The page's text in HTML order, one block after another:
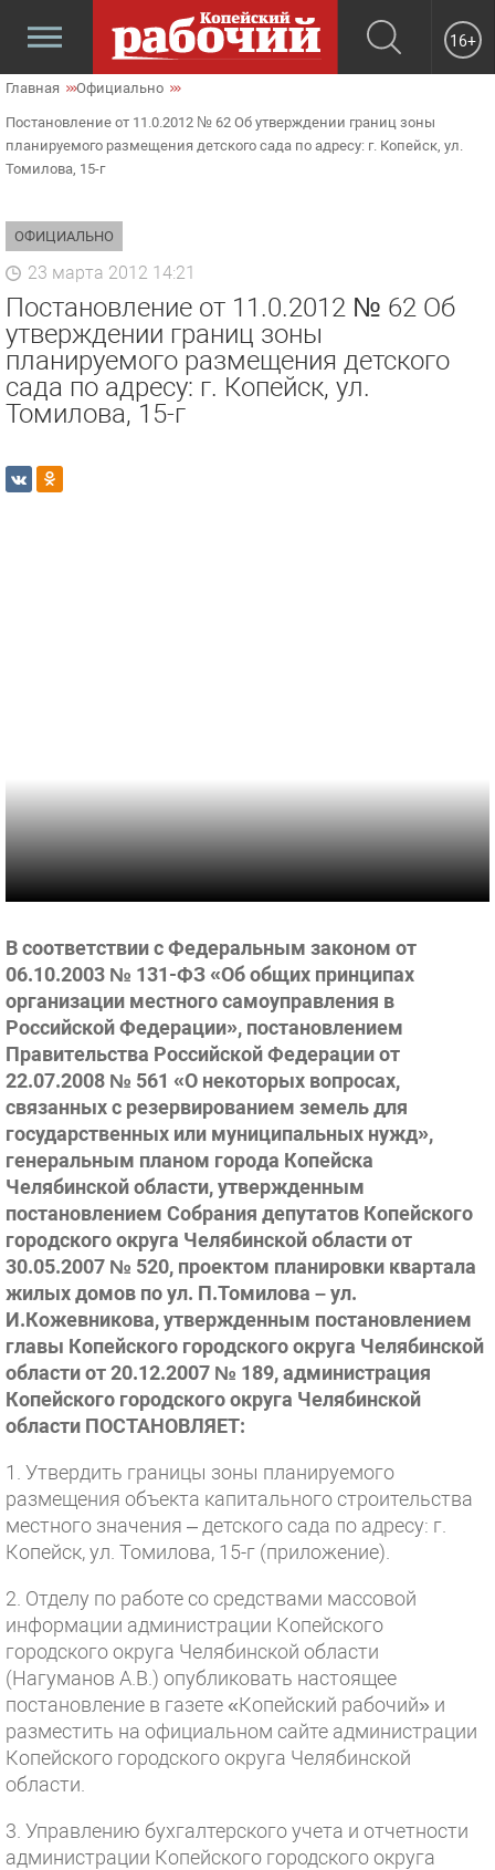
16+
Главная Официально
Постановление от 11.0.2012 № 62 Об утверждении границ зоны
планируемого размещения детского сада по адресу: г. Копейск, ул.
Томилова, 15-г
ОФИЦИАЛЬНО
23 марта 2012 14:21
Постановление от 11.0.2012 № 62 Об
утверждении границ зоны
планируемого размещения детского
сада по адресу: г. Копейск, ул.
Томилова, 15-г
В соответствии с Федеральным законом от
06.10.2003 № 131-ФЗ «Об общих принципах
организации местного самоуправления в
Российской Федерации», постановлением
Правительства Российской Федерации от
22.07.2008 № 561 «О некоторых вопросах,
связанных с резервированием земель для
государственных или муниципальных нужд»,
генеральным планом города Копейска
Челябинской области, утвержденным
постановлением Собрания депутатов Копейского
городского округа Челябинской области от
30.05.2007 № 520, проектом планировки квартала
жилых домов по ул. П.Томилова – ул.
И.Кожевникова, утвержденным постановлением
главы Копейского городского округа Челябинской
области от 20.12.2007 № 189, администрация
Копейского городского округа Челябинской
области ПОСТАНОВЛЯЕТ:
1. Утвердить границы зоны планируемого
размещения объекта капитального строительства
местного значения – детского сада по адресу: г.
Копейск, ул. Томилова, 15-г (приложение).
2. Отделу по работе со средствами массовой
информации администрации Копейского
городского округа Челябинской области
(Нагуманов А.В.) опубликовать настоящее
постановление в газете «Копейский рабочий» и
разместить на официальном сайте администрации
Копейского городского округа Челябинской
области.
3. Управлению бухгалтерского учета и отчетности
администрации Копейского городского округа